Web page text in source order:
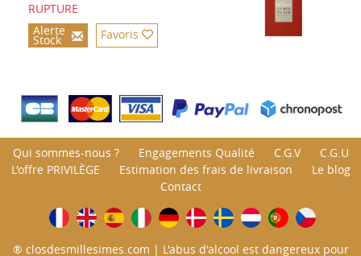
RUPTURE
Alerte
Stock Favoris
Qui sommes-nous ? Engagements Qualité C.G.V
C.G.U
L'offre PRIVILÈGE
Estimation des frais de livraison
Le blog
Contact
® closdesmillesimes.com | L'abus d'alcool est dangereux pour